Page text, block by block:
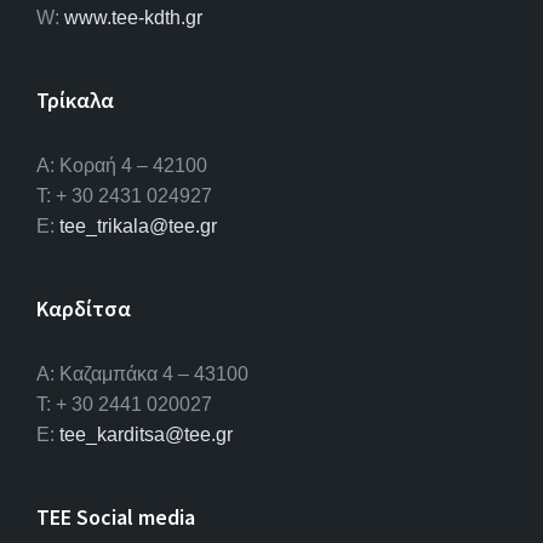
W: www.tee-kdth.gr
Τρίκαλα
Α: Κοραή 4 – 42100
T: + 30 2431 024927
E: tee_trikala@tee.gr
Καρδίτσα
Α: Καζαμπάκα 4 – 43100
T: + 30 2441 020027
E: tee_karditsa@tee.gr
TEE Social media